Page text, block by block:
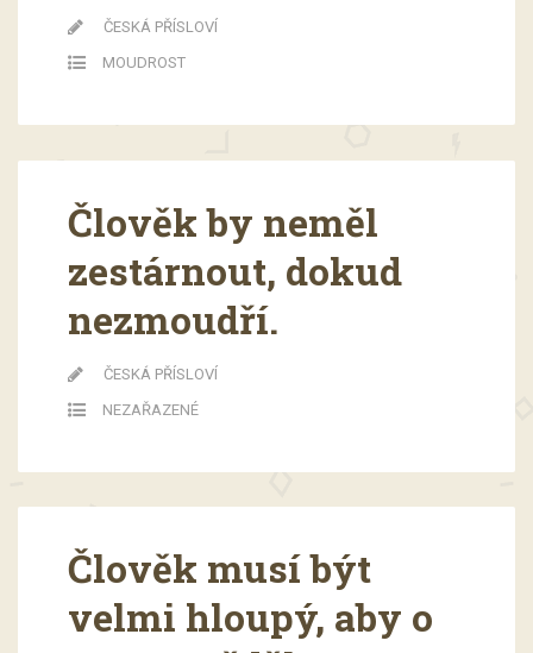
ČESKÁ PŘÍSLOVÍ
MOUDROST
Člověk by neměl
zestárnout, dokud
nezmoudří.
ČESKÁ PŘÍSLOVÍ
NEZAŘAZENÉ
Člověk musí být
velmi hloupý, aby o